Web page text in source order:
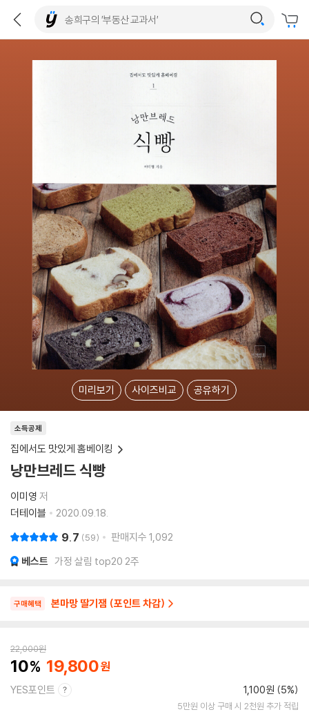
미리보기 사이즈비교 공유하기
소득공제
집에서도 맛있게 홈베이킹
낭만브레드 식빵
이미영 저
더테이블
2020.09.18.
9.7 59 판매지수 1,092
베스트 가정 살림 top20 2주
구매혜택 본마망 딸기잼 (포인트 차감)
22,000원
10 19,800
YES포인트 1,100원 (5%)
5만원 이상 구매 시 2천원 추가 적립